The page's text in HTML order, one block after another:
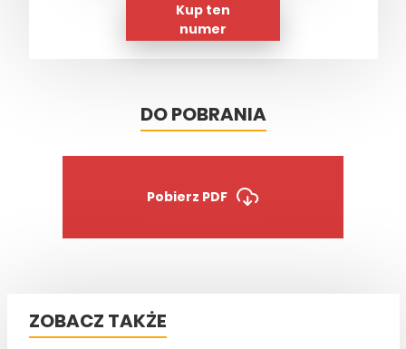
Kup ten
numer
DO POBRANIA
Pobierz PDF
ZOBACZ TAKŻE